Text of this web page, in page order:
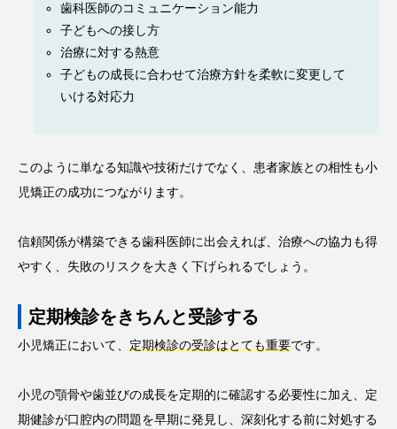
歯科医師のコミュニケーション能力
子どもへの接し方
治療に対する熱意
子どもの成長に合わせて治療方針を柔軟に変更して
いける対応力
このように単なる知識や技術だけでなく、患者家族との相性も小
児矯正の成功につながります。
信頼関係が構築できる歯科医師に出会えれば、治療への協力も得
やすく、失敗のリスクを大きく下げられるでしょう。
定期検診をきちんと受診する
小児矯正において、 定期検診の受診はとても重要です。
小児の顎骨や歯並びの成長を定期的に確認する必要性に加え、定
期健診が口腔内の問題を早期に発見し、深刻化する前に対処する